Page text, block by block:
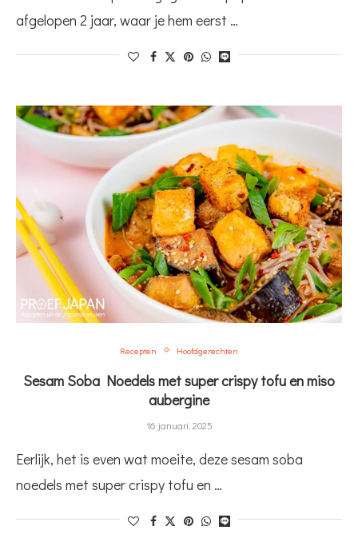
afgelopen 2 jaar, waar je hem eerst …
Recepten Hoofdgerechten
Sesam Soba Noedels met super crispy tofu en miso
aubergine
16 januari, 2025
Eerlijk, het is even wat moeite, deze sesam soba
noedels met super crispy tofu en …